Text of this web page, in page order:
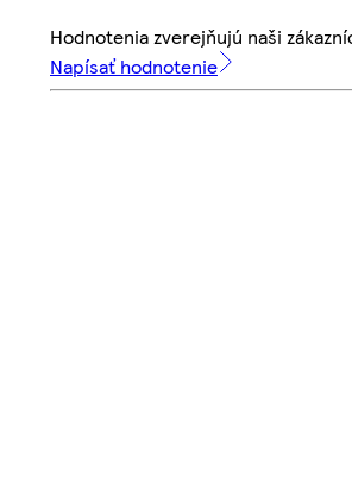
Hodnotenia zverejňujú naši
Napísať hodnotenie